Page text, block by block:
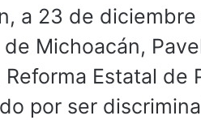
a 23 de
Michoacán,
Estatal
por ser